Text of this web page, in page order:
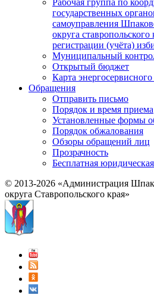
Рабочая группа по
государственных
самоуправления
округа
регистрации (учёта)
Муниципальный
Открытый бюджет
Карта
Обращения
Отправить письмо
Порядок и время приема
Установленные формы
Порядок обжалования
Обзоры обращений лиц
Прозрачность
Бесплатная
© 2013-2026 «Администрация
округа Ставропольского края»